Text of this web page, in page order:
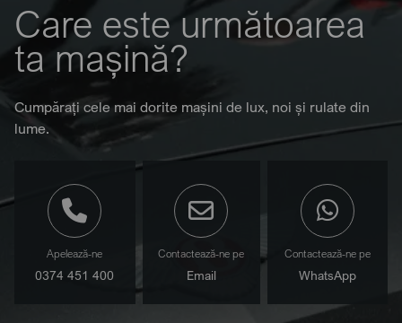
Care este următoarea
ta mașină?
Cumpărați cele mai dorite mașini de lux, noi și rulate din
lume.
Apelează-ne
0374 451 400
Contactează-ne pe
Email
Contactează-ne pe
WhatsApp